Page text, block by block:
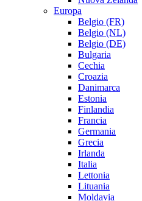
Europa
Belgio (FR)
Belgio (NL)
Belgio (DE)
Bulgaria
Cechia
Croazia
Danimarca
Estonia
Finlandia
Francia
Germania
Grecia
Irlanda
Italia
Lettonia
Lituania
Moldavia